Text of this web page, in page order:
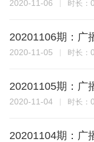
2020-11-06 时长：
20201106期：广
2020-11-05 时长：
20201105期：广
2020-11-04 时长：
20201104期：广